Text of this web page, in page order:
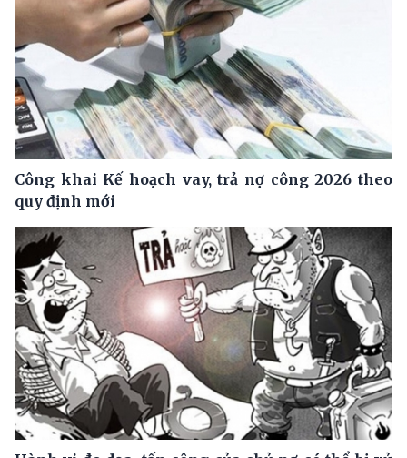
Công khai Kế hoạch vay, trả nợ công 2026 theo
quy định mới